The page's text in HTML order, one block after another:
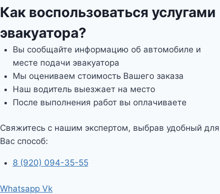
Как воспользоваться услугами
эвакуатора?
Вы сообщайте информацию об автомобиле и
месте подачи эвакуатора
Мы оцениваем стоимость Вашего заказа
Наш водитель выезжает на место
После выполнения работ вы оплачиваете
Свяжитесь с нашим экспертом, выбрав удобный для
Вас способ:
8 (920) 094-35-55
Whatsapp Vk